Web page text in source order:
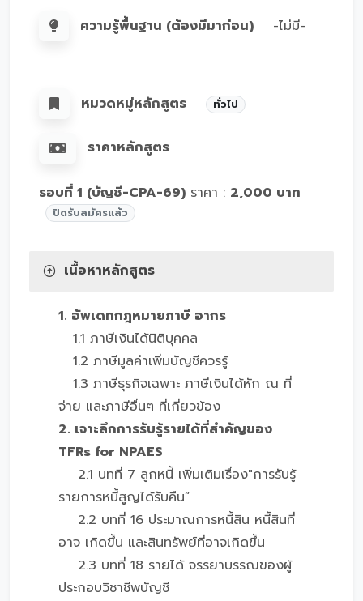
ความรู้พื้นฐาน (ต้องมีมาก่อน) -ไม่มี-
หมวดหมู่หลักสูตร ทั่วไป
ราคาหลักสูตร
รอบที่ 1 (บัญชี-CPA-69) ราคา : 2,000 บาท
ปิดรับสมัครแล้ว
เนื้อหาหลักสูตร
1. อัพเดทกฎหมายภาษี อากร
1.1 ภาษีเงินได้นิติบุคคล
1.2 ภาษีมูลค่าเพิ่มบัญชีควรรู้
1.3 ภาษีธุรกิจเฉพาะ ภาษีเงินได้หัก ณ ที่
จ่าย และภาษีอื่นๆ ที่เกี่ยวข้อง
2. เจาะลึกการรับรู้รายได้ที่สำคัญของ
TFRs for NPAES
2.1 บทที่ 7 ลูกหนี้ เพิ่มเติมเรื่อง"การรับรู้
รายการหนี้สูญได้รับคืน”
2.2 บทที่ 16 ประมาณการหนี้สิน หนี้สินที่
อาจ เกิดขึ้น และสินทรัพย์ที่อาจเกิดขึ้น
2.3 บทที่ 18 รายได้ จรรยาบรรณของผู้
ประกอบวิชาชีพบัญชี